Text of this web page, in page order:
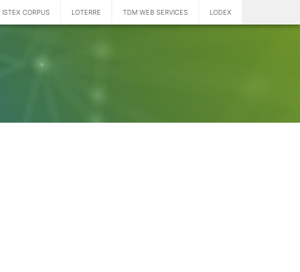
ISTEX CORPUS LOTERRE TDM WEB SERVICES LODEX